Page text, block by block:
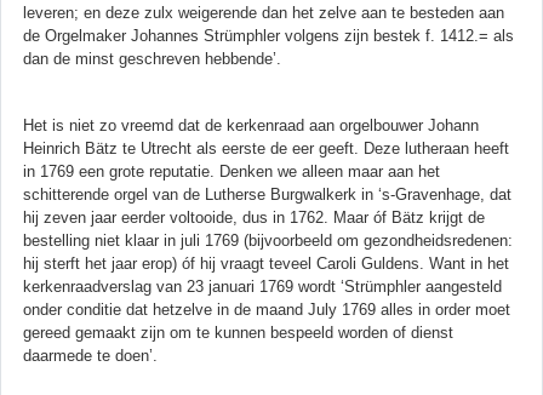
leveren; en deze zulx weigerende dan het zelve aan te besteden aan
de Orgelmaker Johannes Strümphler volgens zijn bestek f. 1412.= als
dan de minst geschreven hebbende’.
Het is niet zo vreemd dat de kerkenraad aan orgelbouwer Johann
Heinrich Bätz te Utrecht als eerste de eer geeft. Deze lutheraan heeft
in 1769 een grote reputatie. Denken we alleen maar aan het
schitterende orgel van de Lutherse Burgwalkerk in ‘s-Gravenhage, dat
hij zeven jaar eerder voltooide, dus in 1762. Maar óf Bätz krijgt de
bestelling niet klaar in juli 1769 (bijvoorbeeld om gezondheidsredenen:
hij sterft het jaar erop) óf hij vraagt teveel Caroli Guldens. Want in het
kerkenraadverslag van 23 januari 1769 wordt ‘Strümphler aangesteld
onder conditie dat hetzelve in de maand July 1769 alles in order moet
gereed gemaakt zijn om te kunnen bespeeld worden of dienst
daarmede te doen’.